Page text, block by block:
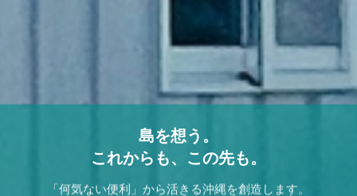
島を想う。
これからも、この先も。
「何気ない便利」から活きる沖縄を創造します。